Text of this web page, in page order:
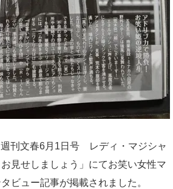
刊文春6月1日号 レディ・マジシャ
見せしましょう」にてお笑い女性マ
ビュー記事が掲載されました。